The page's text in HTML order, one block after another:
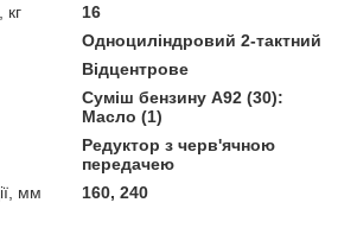
16
Одноциліндровий 2-тактний
Відцентрове
Суміш бензину А92 (30):
Масло (1)
Редуктор з черв'ячною
передачею
мм
160, 240